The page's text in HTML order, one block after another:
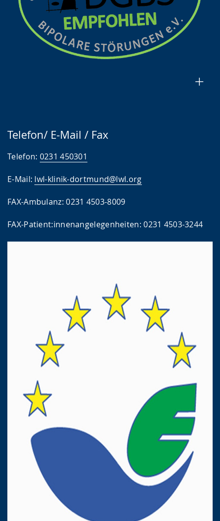
Telefon/ E-Mail / Fax
Telefon: 0231 450301
E-Mail: lwl-klinik-dortmund@lwl.org
FAX-Ambulanz: 0231 4503-8009
FAX-Patient:innenangelegenheiten: 0231 4503-3244